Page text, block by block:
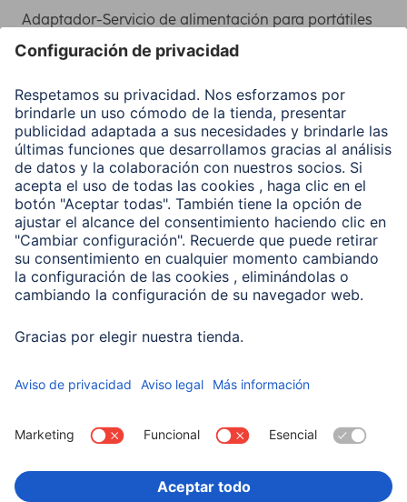
Adaptador-Servicio de alimentación para portátiles
Clientes online
Conviértete en distribuidor
Compañía
Historia de la empresa
Hama en todo el Mundo
Sostenibilidad
Business-Portal
Escoger Pais